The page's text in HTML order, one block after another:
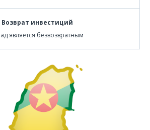
Возврат инвестиций
является безвозвратным